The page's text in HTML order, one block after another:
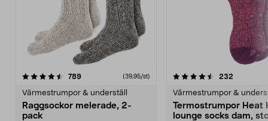
789recensioner (39,95/st)
Värmestrumpor & underställ
Raggsockor melerade, 2-
pack
4.5 av 5 stjärnor 232
Värmestrumpor &
Termostrumpor Heat
lounge socks dam,
4.5 av 5 stjärnor